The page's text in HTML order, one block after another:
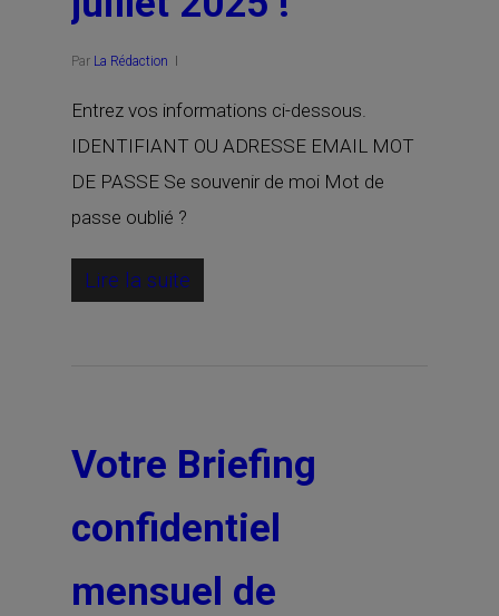
Par La Rédaction
Entrez vos informations ci-dessous.
IDENTIFIANT OU ADRESSE EMAIL MOT
DE PASSE Se souvenir de moi Mot de
passe oublié ?
Lire la suite
Votre Briefing
confidentiel
mensuel de